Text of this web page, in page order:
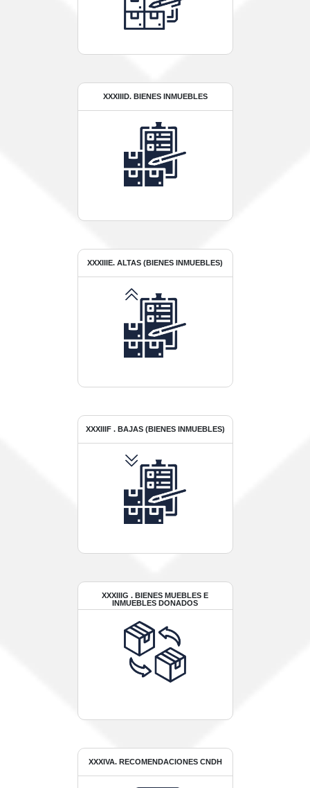
XXXIIID. BIENES INMUEBLES
XXXIIIE. ALTAS (BIENES INMUEBLES)
XXXIIIF . BAJAS (BIENES INMUEBLES)
XXXIIIG . BIENES MUEBLES E
INMUEBLES DONADOS
XXXIVA. RECOMENDACIONES CNDH